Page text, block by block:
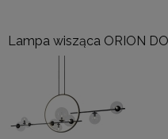
Lampa wisząca ORION